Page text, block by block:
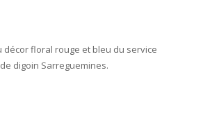
décor floral rouge et bleu du service
digoin Sarreguemines.